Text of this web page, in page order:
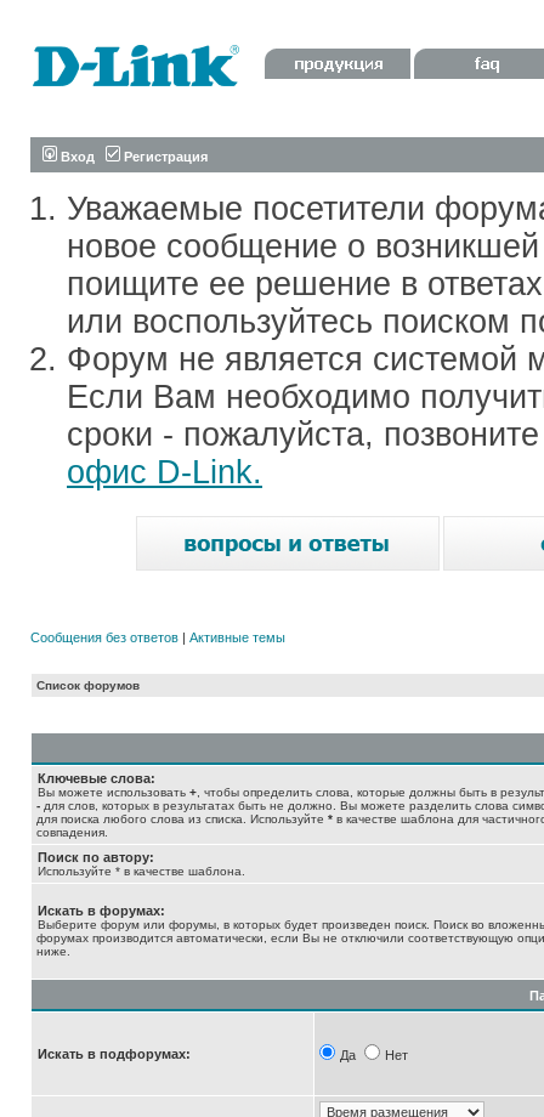
Вход Регистрация
Уважаемые посетители
новое сообщение о
поищите ее решение в
или воспользуйтесь поиском
Форум не является системой
Если Вам необходимо
сроки - пожалуйста,
офис D-Link.
Сообщения без ответов | Активные темы
Список форумов
Ключевые слова:
Вы можете использовать + , чтобы определить слова, которые должны быть в
- для слов, которых в результатах быть не должно. Вы можете разделить слова
для поиска любого слова из списка. Используйте * в качестве шаблона для
совпадения.
Поиск по автору:
Используйте * в качестве шаблона.
Искать в форумах:
Выберите форум или форумы, в которых будет произведен поиск. Поиск во
форумах производится автоматически, если Вы не отключили соответствующую
ниже.
Искать в подфорумах: Да Нет